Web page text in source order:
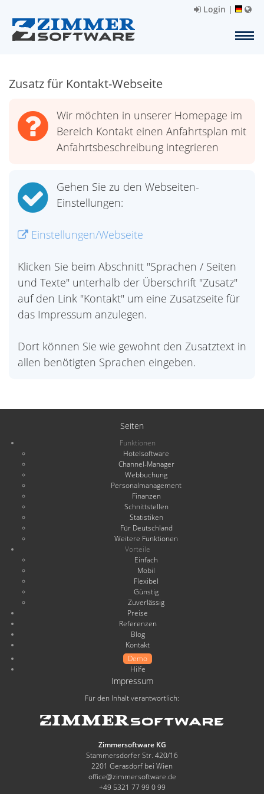
Login |
Zusatz für Kontakt-Webseite
Wir möchten in unserer Homepage im
Bereich Kontakt einen Anfahrtsplan mit
Anfahrtsbeschreibung integrieren
Gehen Sie zu den Webseiten-
Einstellungen:
Einstellungen/Webseite
Klicken Sie beim Abschnitt "Sprachen / Seiten
und Texte" unterhalb der Überschrift "Zusatz"
auf den Link "Kontakt" um eine Zusatzseite für
das Impressum anzulegen.
Dort können Sie wie gewohnt den Zusatztext in
allen benötigten Sprachen eingeben.
Seiten
Funktionen
Hotelsoftware
Channel-Manager
Webbuchung
Personalmanagement
Finanzen
Schnittstellen
Statistiken
Für Deutschland
Weitere Funktionen
Vorteile
Einfach
Mobil
Flexibel
Günstig
Zuverlässig
Preise
Referenzen
Blog
Kontakt
Demo
Hilfe
Impressum
Für den Inhalt verantwortlich:
Zimmersoftware KG
Stammersdorfer Str. 420/16
2201 Gerasdorf bei Wien
office@zimmersoftware.de
+49 5321 77 99 0 99